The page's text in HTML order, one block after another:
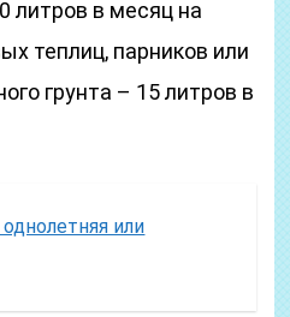
литров в месяц на
теплиц, парников или
грунта – 15 литров в
или